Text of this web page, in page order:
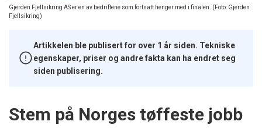
Gjerden Fjellsikring AS er en av bedriftene som fortsatt henger med i finalen. (Foto: Gjerden
Fjellsikring)
Artikkelen ble publisert for over 1 år siden. Tekniske
egenskaper, priser og andre fakta kan ha endret seg
siden publisering.
Stem på Norges tøffeste jobb